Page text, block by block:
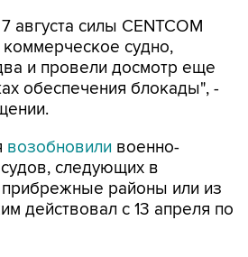
августа силы CENTCOM
судно,
и провели досмотр еще
обеспечения блокады", -
возобновили военно-
следующих в
районы или из
действовал с 13 апреля по